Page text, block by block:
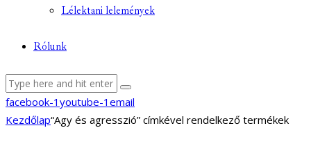
Lélektani lelemények
Rólunk
facebook-1 youtube-1 email
Kezdőlap“Agy és agresszió” címkével rendelkező termékek